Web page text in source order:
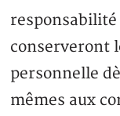
conserveront
personnelle
mêmes aux